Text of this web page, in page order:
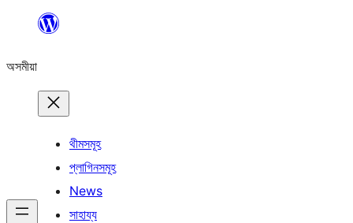
বিষয়বস্তুলৈ
অসমীয়া
থীমসমূহ
প্লাগিনসমূহ
News
সাহায্য